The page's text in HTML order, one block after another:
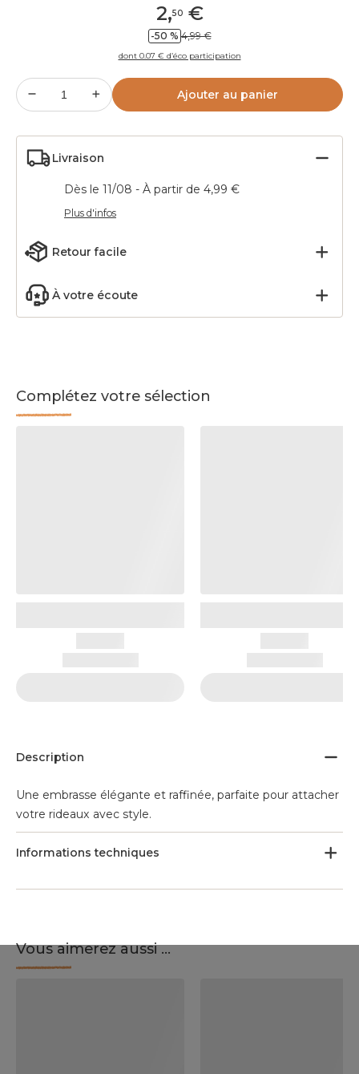
2,50€
-50 % 4,99 €
dont 0.07 € d’éco participation
Ajouter au panier
Livraison
Dès le 11/08 - À partir de 4,99 €
Plus d'infos
Retour facile
À votre écoute
Complétez votre sélection
Description
Une embrasse élégante et raffinée, parfaite pour attacher
votre rideaux avec style.
Informations techniques
Vous aimerez aussi ...